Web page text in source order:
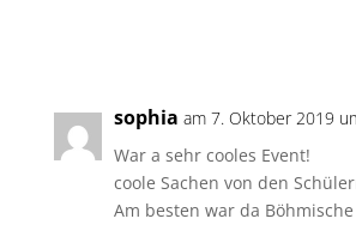
sophia am 7. Oktober 2019
War a sehr cooles Event!
coole Sachen von den
Am besten war da